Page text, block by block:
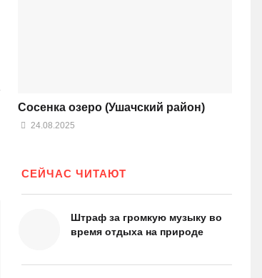
Сосенка озеро (Ушачский район)
24.08.2025
СЕЙЧАС ЧИТАЮТ
Штраф за громкую музыку во
время отдыха на природе